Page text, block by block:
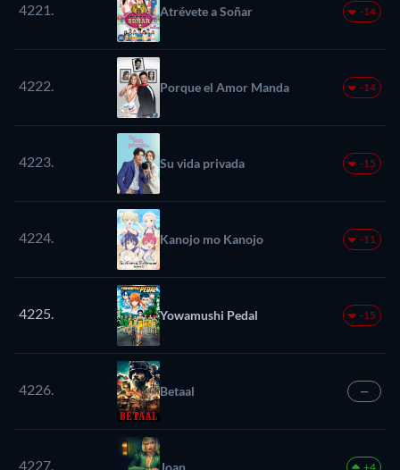
4221. Atrévete a Soñar -14
4222. Porque el Amor Manda -14
4223. Su vida privada -15
4224. Kanojo mo Kanojo -11
4225. Yowamushi Pedal -15
4226. Betaal —
4227. Joan +4